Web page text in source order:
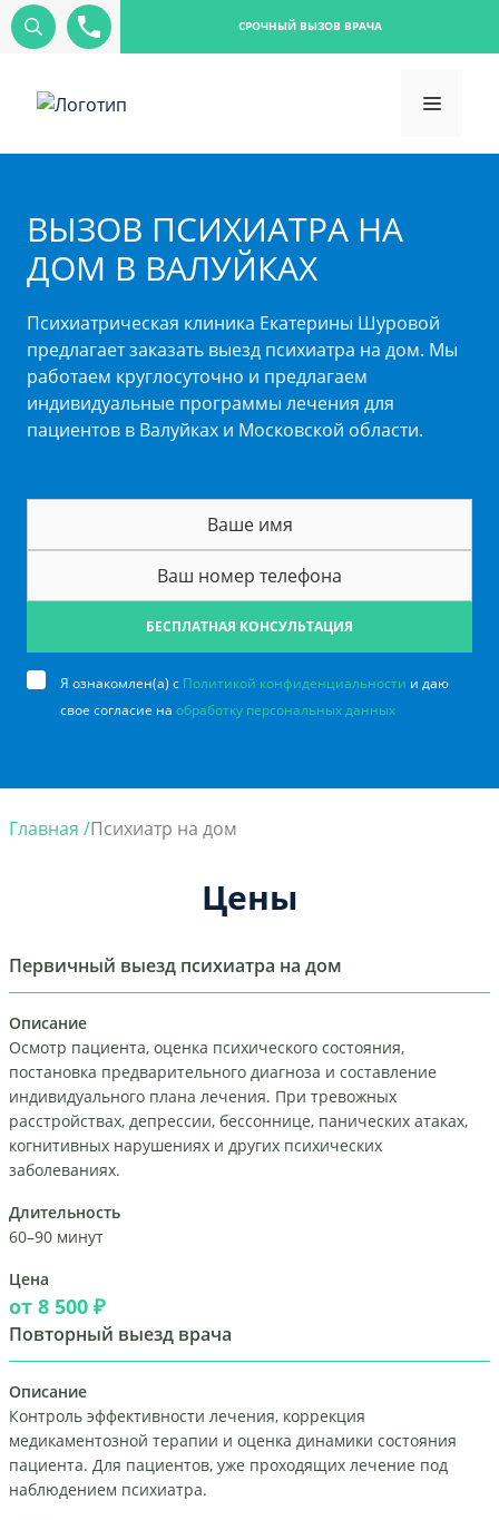
СРОЧНЫЙ ВЫЗОВ ВРАЧА
ВЫЗОВ ПСИХИАТРА НА
ДОМ В ВАЛУЙКАХ
Психиатрическая клиника Екатерины Шуровой
предлагает заказать выезд психиатра на дом. Мы
работаем круглосуточно и предлагаем
индивидуальные программы лечения для
пациентов в Валуйках и Московской области.
БЕСПЛАТНАЯ КОНСУЛЬТАЦИЯ
Я ознакомлен(а) с Политикой конфиденциальности и даю
свое согласие на обработку персональных данных
Главная /Психиатр на дом
Цены
Первичный выезд психиатра на дом
Описание
Осмотр пациента, оценка психического состояния,
постановка предварительного диагноза и составление
индивидуального плана лечения. При тревожных
расстройствах, депрессии, бессоннице, панических атаках,
когнитивных нарушениях и других психических
заболеваниях.
Длительность
60–90 минут
Цена
от 8 500 ₽
Повторный выезд врача
Описание
Контроль эффективности лечения, коррекция
медикаментозной терапии и оценка динамики состояния
пациента. Для пациентов, уже проходящих лечение под
наблюдением психиатра.